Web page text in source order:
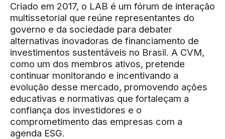
Criado em 2017, o LAB é um fórum de interação
multissetorial que reúne representantes do
governo e da sociedade para debater
alternativas inovadoras de financiamento de
investimentos sustentáveis no Brasil. A CVM,
como um dos membros ativos, pretende
continuar monitorando e incentivando a
evolução desse mercado, promovendo ações
educativas e normativas que fortaleçam a
confiança dos investidores e o
comprometimento das empresas com a
agenda ESG.